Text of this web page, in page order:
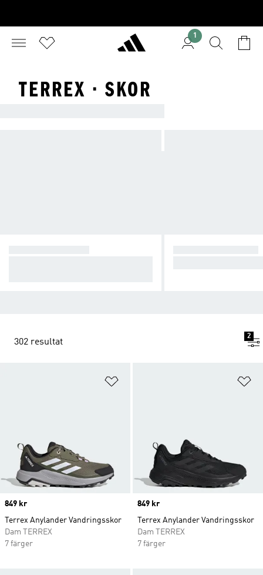
1
TERREX · SKOR
302 resultat
2
Price
849 kr
Terrex Anylander Vandringsskor
Dam TERREX
7 färger
Price
849 kr
Terrex Anylander Vandringsskor
Dam TERREX
7 färger